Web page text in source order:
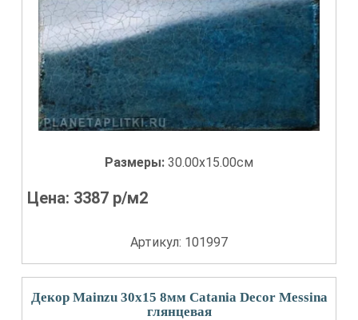
Размеры: 30.00x15.00см
Цена: 3387 р/м2
Артикул: 101997
Декор Mainzu 30x15 8мм Catania Decor Messina
глянцевая